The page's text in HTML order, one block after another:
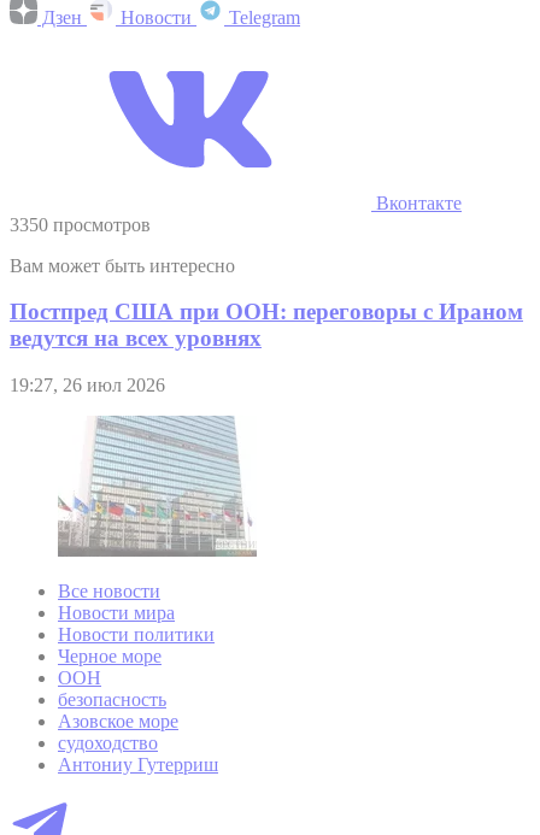
Дзен Новости Telegram
Вконтакте
3350 просмотров
Вам может быть интересно
Постпред США при ООН: переговоры с Ираном
ведутся на всех уровнях
19:27, 26 июл 2026
Все новости
Новости мира
Новости политики
Черное море
ООН
безопасность
Азовское море
судоходство
Антониу Гутерриш